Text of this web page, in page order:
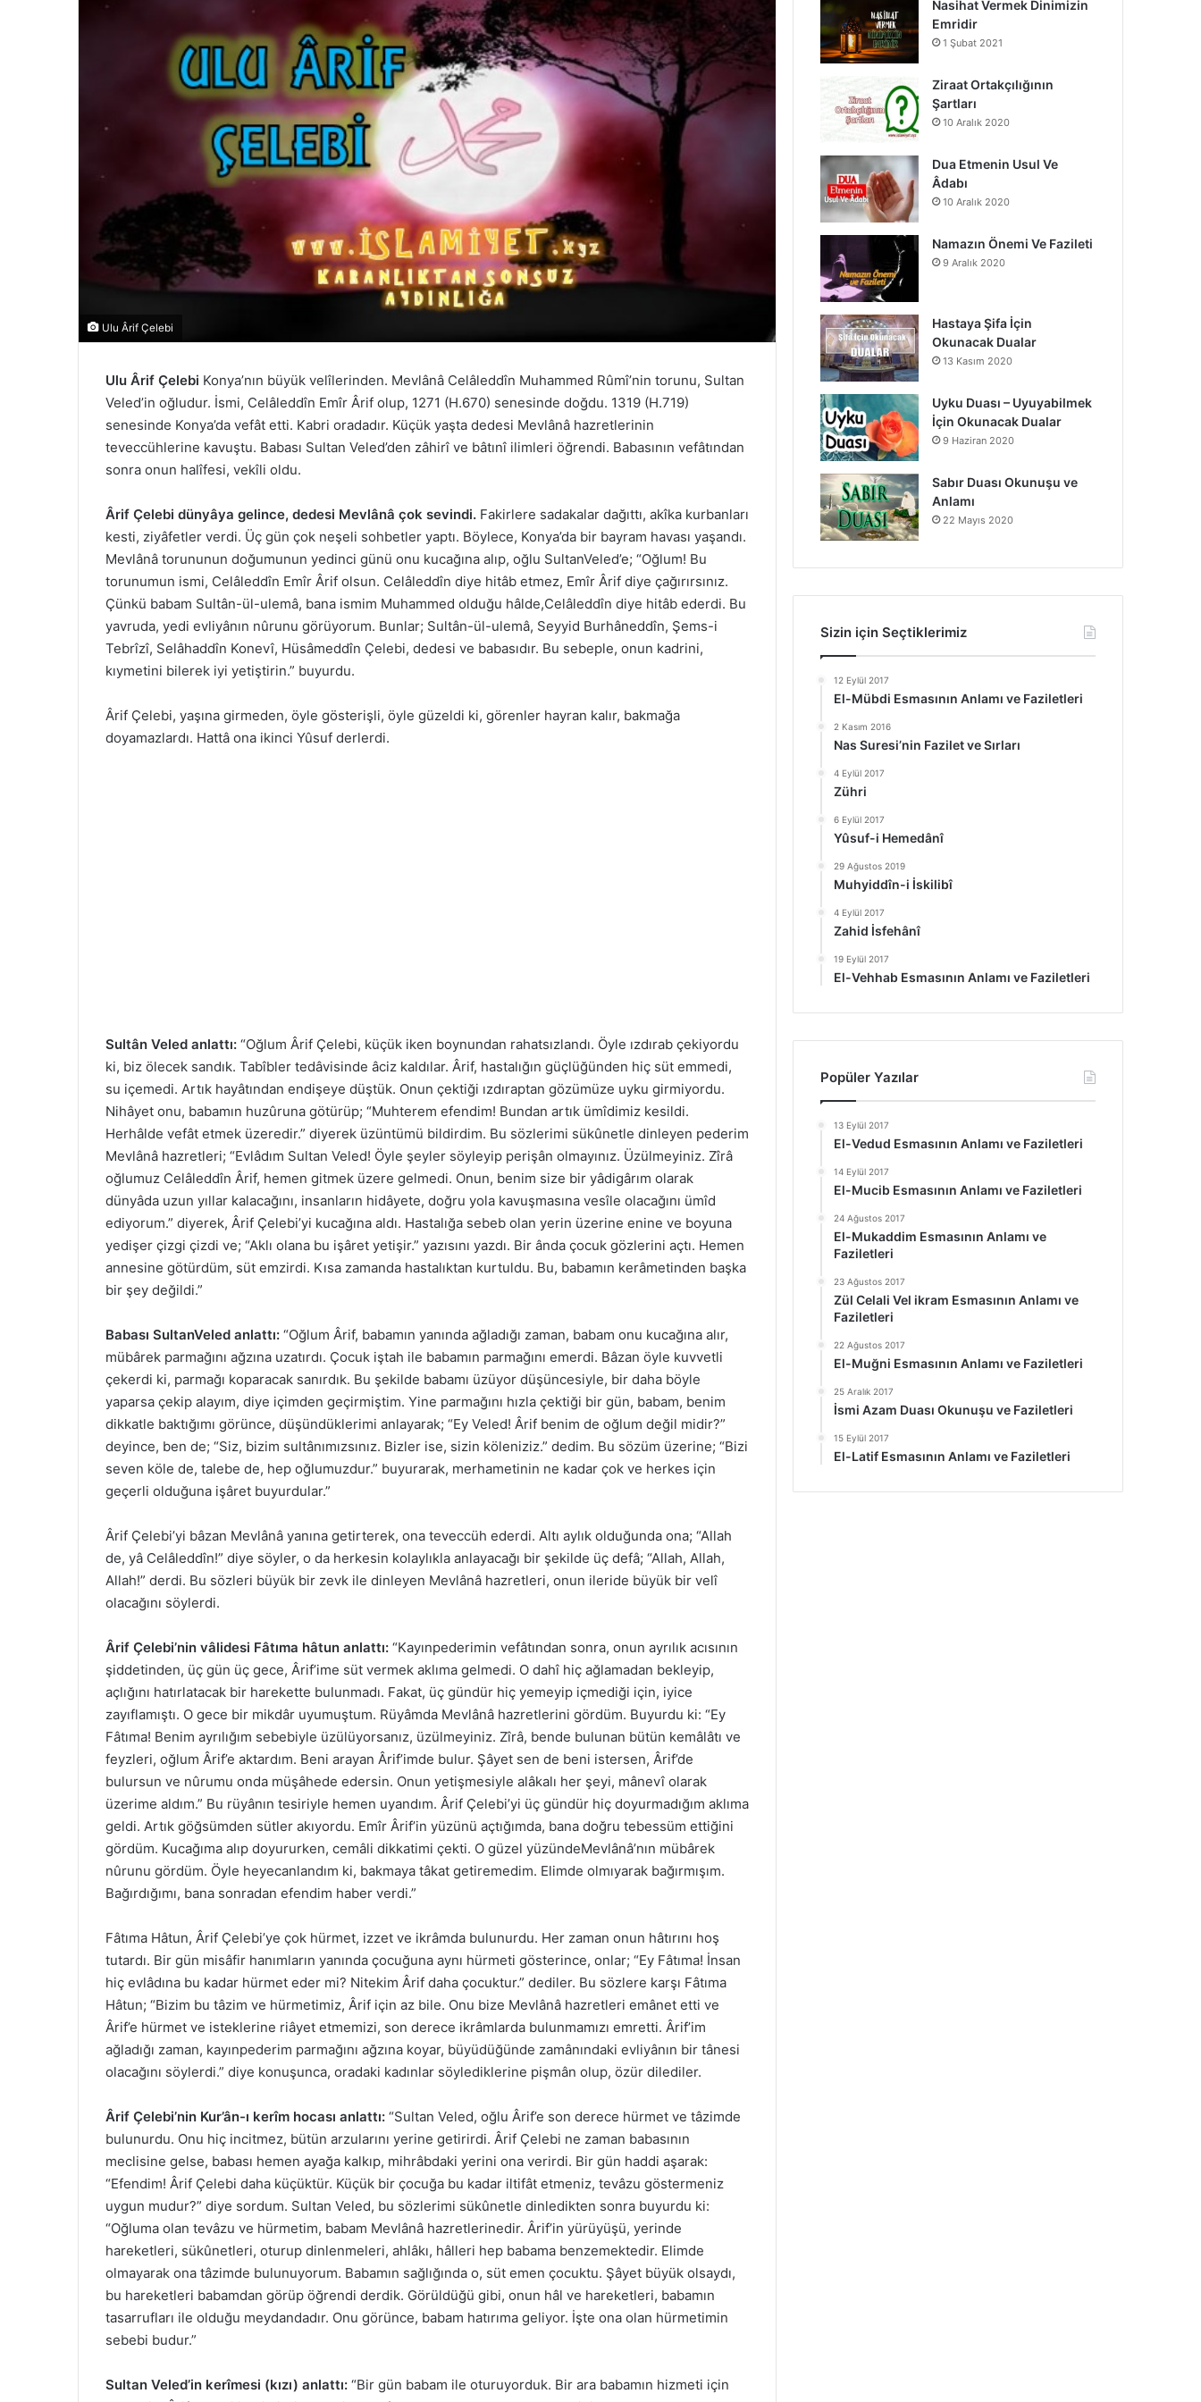
Ulu Ârif Çelebi
Ulu Ârif Çelebi Konya’nın büyük velîlerinden. Mevlânâ Celâleddîn Muhammed Rûmî’nin torunu, Sultan
Veled’in oğludur. İsmi, Celâleddîn Emîr Ârif olup, 1271 (H.670) senesinde doğdu. 1319 (H.719)
senesinde Konya’da vefât etti. Kabri oradadır. Küçük yaşta dedesi Mevlânâ hazretlerinin
teveccühlerine kavuştu. Babası Sultan Veled’den zâhirî ve bâtınî ilimleri öğrendi. Babasının vefâtından
sonra onun halîfesi, vekîli oldu.
Ârif Çelebi dünyâya gelince, dedesi Mevlânâ çok sevindi. Fakirlere sadakalar dağıttı, akîka kurbanları
kesti, ziyâfetler verdi. Üç gün çok neşeli sohbetler yaptı. Böylece, Konya’da bir bayram havası yaşandı.
Mevlânâ torununun doğumunun yedinci günü onu kucağına alıp, oğlu SultanVeled’e; “Oğlum! Bu
torunumun ismi, Celâleddîn Emîr Ârif olsun. Celâleddîn diye hitâb etmez, Emîr Ârif diye çağırırsınız.
Çünkü babam Sultân-ül-ulemâ, bana ismim Muhammed olduğu hâlde,Celâleddîn diye hitâb ederdi. Bu
yavruda, yedi evliyânın nûrunu görüyorum. Bunlar; Sultân-ül-ulemâ, Seyyid Burhâneddîn, Şems-i
Tebrîzî, Selâhaddîn Konevî, Hüsâmeddîn Çelebi, dedesi ve babasıdır. Bu sebeple, onun kadrini,
kıymetini bilerek iyi yetiştirin.” buyurdu.
Ârif Çelebi, yaşına girmeden, öyle gösterişli, öyle güzeldi ki, görenler hayran kalır, bakmağa
doyamazlardı. Hattâ ona ikinci Yûsuf derlerdi.
Sultân Veled anlattı: “Oğlum Ârif Çelebi, küçük iken boynundan rahatsızlandı. Öyle ızdırab çekiyordu
ki, biz ölecek sandık. Tabîbler tedâvisinde âciz kaldılar. Ârif, hastalığın güçlüğünden hiç süt emmedi,
su içemedi. Artık hayâtından endişeye düştük. Onun çektiği ızdıraptan gözümüze uyku girmiyordu.
Nihâyet onu, babamın huzûruna götürüp; “Muhterem efendim! Bundan artık ümîdimiz kesildi.
Herhâlde vefât etmek üzeredir.” diyerek üzüntümü bildirdim. Bu sözlerimi sükûnetle dinleyen pederim
Mevlânâ hazretleri; “Evlâdım Sultan Veled! Öyle şeyler söyleyip perişân olmayınız. Üzülmeyiniz. Zîrâ
oğlumuz Celâleddîn Ârif, hemen gitmek üzere gelmedi. Onun, benim size bir yâdigârım olarak
dünyâda uzun yıllar kalacağını, insanların hidâyete, doğru yola kavuşmasına vesîle olacağını ümîd
ediyorum.” diyerek, Ârif Çelebi’yi kucağına aldı. Hastalığa sebeb olan yerin üzerine enine ve boyuna
yedişer çizgi çizdi ve; “Aklı olana bu işâret yetişir.” yazısını yazdı. Bir ânda çocuk gözlerini açtı. Hemen
annesine götürdüm, süt emzirdi. Kısa zamanda hastalıktan kurtuldu. Bu, babamın kerâmetinden başka
bir şey değildi.”
Babası SultanVeled anlattı: “Oğlum Ârif, babamın yanında ağladığı zaman, babam onu kucağına alır,
mübârek parmağını ağzına uzatırdı. Çocuk iştah ile babamın parmağını emerdi. Bâzan öyle kuvvetli
çekerdi ki, parmağı koparacak sanırdık. Bu şekilde babamı üzüyor düşüncesiyle, bir daha böyle
yaparsa çekip alayım, diye içimden geçirmiştim. Yine parmağını hızla çektiği bir gün, babam, benim
dikkatle baktığımı görünce, düşündüklerimi anlayarak; “Ey Veled! Ârif benim de oğlum değil midir?”
deyince, ben de; “Siz, bizim sultânımızsınız. Bizler ise, sizin köleniziz.” dedim. Bu sözüm üzerine; “Bizi
seven köle de, talebe de, hep oğlumuzdur.” buyurarak, merhametinin ne kadar çok ve herkes için
geçerli olduğuna işâret buyurdular.”
Ârif Çelebi’yi bâzan Mevlânâ yanına getirterek, ona teveccüh ederdi. Altı aylık olduğunda ona; “Allah
de, yâ Celâleddîn!” diye söyler, o da herkesin kolaylıkla anlayacağı bir şekilde üç defâ; “Allah, Allah,
Allah!” derdi. Bu sözleri büyük bir zevk ile dinleyen Mevlânâ hazretleri, onun ileride büyük bir velî
olacağını söylerdi.
Ârif Çelebi’nin vâlidesi Fâtıma hâtun anlattı: “Kayınpederimin vefâtından sonra, onun ayrılık acısının
şiddetinden, üç gün üç gece, Ârif’ime süt vermek aklıma gelmedi. O dahî hiç ağlamadan bekleyip,
açlığını hatırlatacak bir harekette bulunmadı. Fakat, üç gündür hiç yemeyip içmediği için, iyice
zayıflamıştı. O gece bir mikdâr uyumuştum. Rüyâmda Mevlânâ hazretlerini gördüm. Buyurdu ki: “Ey
Fâtıma! Benim ayrılığım sebebiyle üzülüyorsanız, üzülmeyiniz. Zîrâ, bende bulunan bütün kemâlâtı ve
feyzleri, oğlum Ârif’e aktardım. Beni arayan Ârif’imde bulur. Şâyet sen de beni istersen, Ârif’de
bulursun ve nûrumu onda müşâhede edersin. Onun yetişmesiyle alâkalı her şeyi, mânevî olarak
üzerime aldım.” Bu rüyânın tesiriyle hemen uyandım. Ârif Çelebi’yi üç gündür hiç doyurmadığım aklıma
geldi. Artık göğsümden sütler akıyordu. Emîr Ârif’in yüzünü açtığımda, bana doğru tebessüm ettiğini
gördüm. Kucağıma alıp doyururken, cemâli dikkatimi çekti. O güzel yüzündeMevlânâ’nın mübârek
nûrunu gördüm. Öyle heyecanlandım ki, bakmaya tâkat getiremedim. Elimde olmıyarak bağırmışım.
Bağırdığımı, bana sonradan efendim haber verdi.”
Fâtıma Hâtun, Ârif Çelebi’ye çok hürmet, izzet ve ikrâmda bulunurdu. Her zaman onun hâtırını hoş
tutardı. Bir gün misâfir hanımların yanında çocuğuna aynı hürmeti gösterince, onlar; “Ey Fâtıma! İnsan
hiç evlâdına bu kadar hürmet eder mi? Nitekim Ârif daha çocuktur.” dediler. Bu sözlere karşı Fâtıma
Hâtun; “Bizim bu tâzim ve hürmetimiz, Ârif için az bile. Onu bize Mevlânâ hazretleri emânet etti ve
Ârif’e hürmet ve isteklerine riâyet etmemizi, son derece ikrâmlarda bulunmamızı emretti. Ârif’im
ağladığı zaman, kayınpederim parmağını ağzına koyar, büyüdüğünde zamânındaki evliyânın bir tânesi
olacağını söylerdi.” diye konuşunca, oradaki kadınlar söylediklerine pişmân olup, özür dilediler.
Ârif Çelebi’nin Kur’ân-ı kerîm hocası anlattı: “Sultan Veled, oğlu Ârif’e son derece hürmet ve tâzimde
bulunurdu. Onu hiç incitmez, bütün arzularını yerine getirirdi. Ârif Çelebi ne zaman babasının
meclisine gelse, babası hemen ayağa kalkıp, mihrâbdaki yerini ona verirdi. Bir gün haddi aşarak:
“Efendim! Ârif Çelebi daha küçüktür. Küçük bir çocuğa bu kadar iltifât etmeniz, tevâzu göstermeniz
uygun mudur?” diye sordum. Sultan Veled, bu sözlerimi sükûnetle dinledikten sonra buyurdu ki:
“Oğluma olan tevâzu ve hürmetim, babam Mevlânâ hazretlerinedir. Ârif’in yürüyüşü, yerinde
hareketleri, sükûnetleri, oturup dinlenmeleri, ahlâkı, hâlleri hep babama benzemektedir. Elimde
olmayarak ona tâzimde bulunuyorum. Babamın sağlığında o, süt emen çocuktu. Şâyet büyük olsaydı,
bu hareketleri babamdan görüp öğrendi derdik. Görüldüğü gibi, onun hâl ve hareketleri, babamın
tasarrufları ile olduğu meydandadır. Onu görünce, babam hatırıma geliyor. İşte ona olan hürmetimin
sebebi budur.”
Sultan Veled’in kerîmesi (kızı) anlattı: “Bir gün babam ile oturuyorduk. Bir ara babamın hizmeti için
o
o
k
b
g
a
Nasihat Vermek Dinimizin
Emridir
1 Şubat 2021
Ziraat Ortakçılığının
Şartları
10 Aralık 2020
Dua Etmenin Usul Ve
Âdabı
10 Aralık 2020
Namazın Önemi Ve Fazileti
9 Aralık 2020
Hastaya Şifa İçin
Okunacak Dualar
13 Kasım 2020
Uyku Duası – Uyuyabilmek
İçin Okunacak Dualar
9 Haziran 2020
Sabır Duası Okunuşu ve
Anlamı
22 Mayıs 2020
Sizin için Seçtiklerimiz
12 Eylül 2017
El-Mübdi Esmasının Anlamı ve Faziletleri
2 Kasım 2016
Nas Suresi’nin Fazilet ve Sırları
4 Eylül 2017
Zühri
6 Eylül 2017
Yûsuf-i Hemedânî
29 Ağustos 2019
Muhyiddîn-i İskilibî
4 Eylül 2017
Zahid İsfehânî
19 Eylül 2017
El-Vehhab Esmasının Anlamı ve Faziletleri
Popüler Yazılar
13 Eylül 2017
El-Vedud Esmasının Anlamı ve Faziletleri
14 Eylül 2017
El-Mucib Esmasının Anlamı ve Faziletleri
24 Ağustos 2017
El-Mukaddim Esmasının Anlamı ve
Faziletleri
23 Ağustos 2017
Zül Celali Vel ikram Esmasının Anlamı ve
Faziletleri
22 Ağustos 2017
El-Muğni Esmasının Anlamı ve Faziletleri
25 Aralık 2017
İsmi Azam Duası Okunuşu ve Faziletleri
15 Eylül 2017
El-Latif Esmasının Anlamı ve Faziletleri